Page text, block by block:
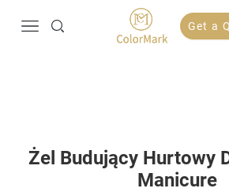
Get a
Żel Budujący Hurtowy
Manicure